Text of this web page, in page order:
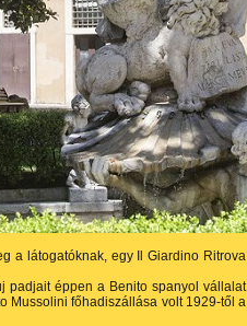
a látogatóknak, egy Il Giardino Ritrova
padjait éppen a Benito spanyol vállalat
Mussolini főhadiszállása volt 1929-től a